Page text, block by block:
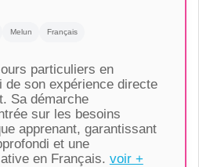
Melun Français
particuliers en
de son expérience directe
Sa démarche
sur les besoins
apprenant, garantissant
et une
en Français. voir +